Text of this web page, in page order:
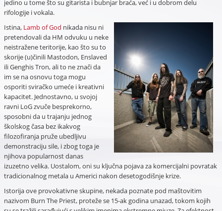
jedino u tome što su gitarista i bubnjar braća, već i u dobrom delu
rifologije i vokala.
Istina, Lamb of God nikada nisu ni
pretendovali da HM odvuku u neke
neistražene teritorije, kao što su to
skorije (u)činili Mastodon, Enslaved
ili Genghis Tron, ali to ne znači da
im se na osnovu toga mogu
osporiti sviračko umeće i kreativni
kapacitet. Jednostavno, u svojoj
ravni LoG zvuče besprekorno,
sposobni da u trajanju jednog
školskog časa bez ikakvog
filozofiranja pruže ubedljivu
demonstraciju sile, i zbog toga je
njihova popularnost danas
izuzetno velika. Uostalom, oni su ključna pojava za komercijalni povratak
tradicionalnog metala u Americi nakon desetogodišnje krize.
Istorija ove provokativne skupine, nekada poznate pod maštovitim
nazivom Burn The Priest, proteže se 15-ak godina unazad, tokom kojih